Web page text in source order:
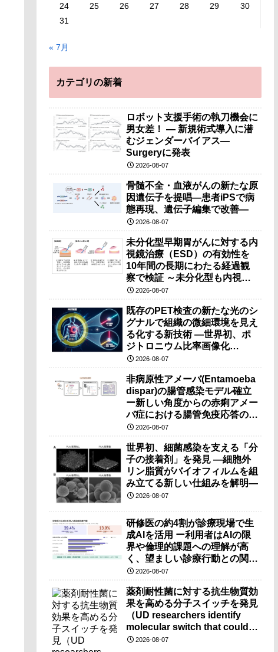
24
25 26 27 28 29
30
31
« 7月
カテゴリの新着
ロボット支援手術の執刀機会に
男女差！ — 新規術式導入に潜
むジェンダーバイアス—
Surgeryに発表
2026-08-07
骨髄不全・血液がんの新たな原
因遺伝子を提唱―患者iPSで病
態再現、遺伝子編集で改善―
2026-08-07
未分化型早期胃がんに対する内
視鏡治療（ESD）の有効性を
10年間の長期にわたる経過観
察で検証 ～未分化型も内視鏡
治療で胃の温存が可能～
2026-08-07
既存のPET検査の新たな光のシ
グナルで組織の微細環境を見え
る化する新技術 ―世界初、ポ
ジトロニウム比率画像化
（PRI）の原理検証に成功―
2026-08-07
非病原性アメーバ(Entamoeba
dispar)の腸管感染モデル確立
ー新しい角度からの赤痢アメー
バ症における腸管免疫応答の理
解に期待ー
2026-08-07
世界初、細菌感染を支える「分
子の接着剤」を発見 ―細胞外
リン脂質がバイオフィルムを組
み立てる新しい仕組みを解明―
2026-08-07
研修医の約4割が診療現場で生
成AIを活用 ー利用者はAIの限
界や倫理的課題への理解が高
く、望ましい診療行動との関連
も確認ー
2026-08-07
薬剤耐性菌に対する抗生物質効
果を高める分子スイッチを発見
（UD researchers identify
molecular switch that could
make antibiotics more
2026-08-07